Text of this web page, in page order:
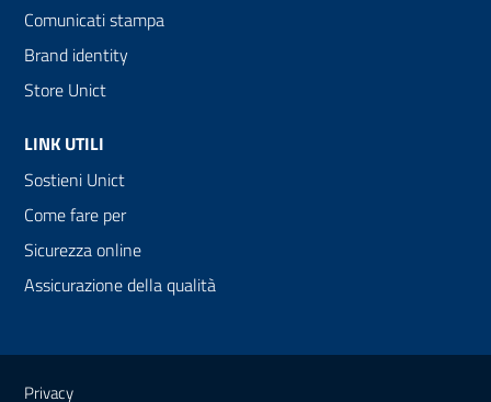
Comunicati stampa
Brand identity
Store Unict
LINK UTILI
Sostieni Unict
Come fare per
Sicurezza online
Assicurazione della qualità
Link e informazioni utili
Privacy